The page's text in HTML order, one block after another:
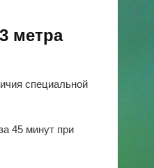
метра
специальной
45 минут при